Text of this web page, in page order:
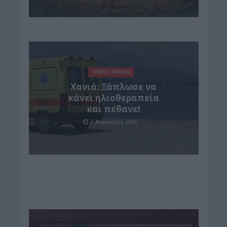
ΝΟΜΌΣ ΧΑΝΊΩΝ
Χανιά: Ξάπλωσε να
κάνει ηλιοθεραπεία
και πέθανε!
7 Αυγούστου 2026